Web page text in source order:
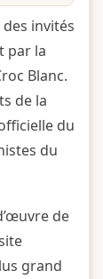
invités
par la
Blanc.
de la
du
du
de
grand